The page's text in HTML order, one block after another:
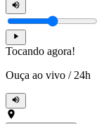
Tocando agora!
Ouça ao vivo / 24h